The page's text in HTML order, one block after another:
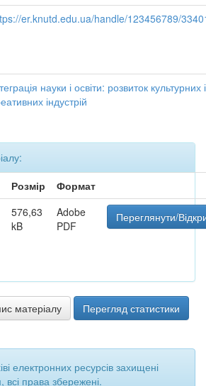
er.knutd.edu.ua/handle/123456789/
науки і освіти: розвиток культурних і
індустрій
Розмір
Формат
576,63
kB
Adobe
PDF
Переглянути/
матеріалу Перегляд статистики
електронних ресурсів захищені
права збережені.